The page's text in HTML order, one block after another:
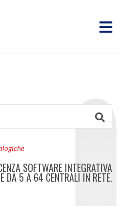
SOFTWARE INTEGRATIVA
DA 5 A 64 CENTRALI IN RETE.